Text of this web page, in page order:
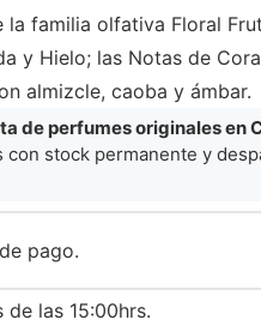
la familia olfativa Floral
y Hielo; las Notas de
almizcle, caoba y ámbar.
de perfumes originales en
stock permanente y
pago.
de las 15:00hrs.